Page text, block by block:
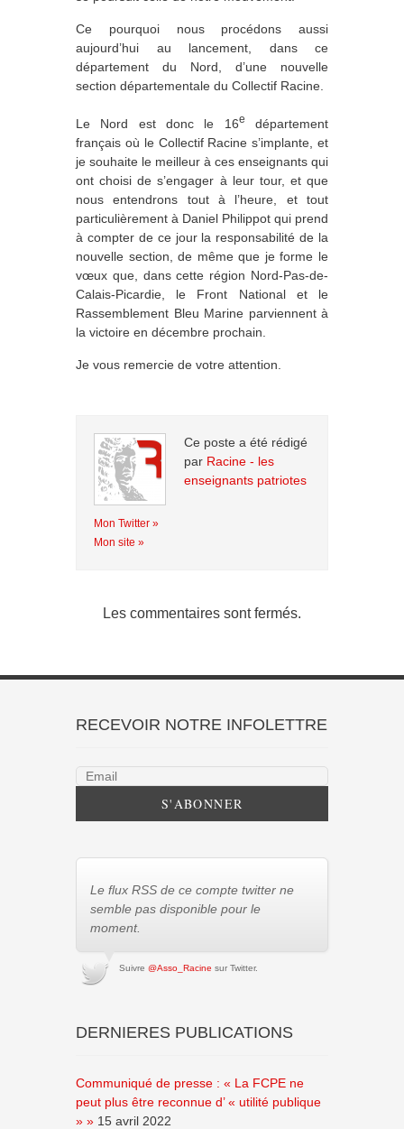
Ce pourquoi nous procédons aussi
aujourd’hui au lancement, dans ce
département du Nord, d’une nouvelle
section départementale du Collectif Racine.
Le Nord est donc le 16e
département
français où le Collectif Racine s’implante, et
je souhaite le meilleur à ces enseignants qui
ont choisi de s’engager à leur tour, et que
nous entendrons tout à l’heure, et tout
particulièrement à Daniel Philippot qui prend
à compter de ce jour la responsabilité de la
nouvelle section, de même que je forme le
vœux que, dans cette région Nord-Pas-de-
Calais-Picardie, le Front National et le
Rassemblement Bleu Marine parviennent à
la victoire en décembre prochain.
Je vous remercie de votre attention.
Ce poste a été rédigé
par Racine - les
enseignants patriotes
Mon Twitter »
Mon site »
Les commentaires sont fermés.
RECEVOIR NOTRE INFOLETTRE
Le flux RSS de ce compte twitter ne
semble pas disponible pour le
moment.
Suivre @Asso_Racine sur Twitter.
DERNIERES PUBLICATIONS
Communiqué de presse : « La FCPE ne
peut plus être reconnue d’ « utilité publique
» » 15 avril 2022